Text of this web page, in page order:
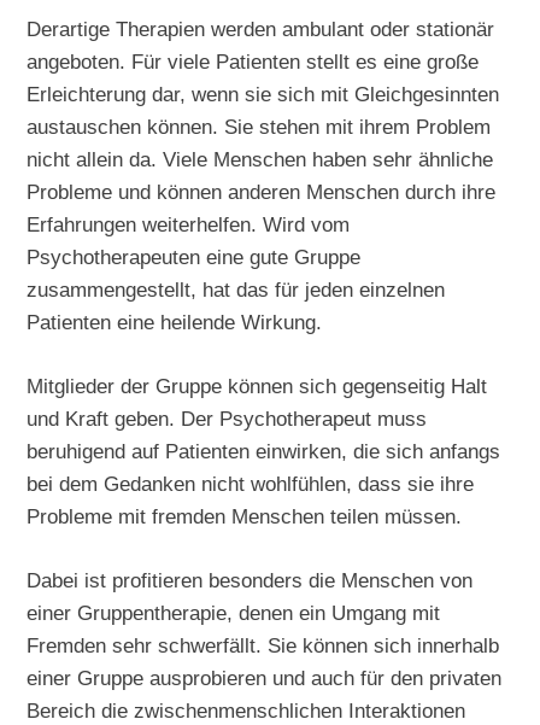
Derartige Therapien werden ambulant oder stationär
angeboten. Für viele Patienten stellt es eine große
Erleichterung dar, wenn sie sich mit Gleichgesinnten
austauschen können. Sie stehen mit ihrem Problem
nicht allein da. Viele Menschen haben sehr ähnliche
Probleme und können anderen Menschen durch ihre
Erfahrungen weiterhelfen. Wird vom
Psychotherapeuten eine gute Gruppe
zusammengestellt, hat das für jeden einzelnen
Patienten eine heilende Wirkung.
Mitglieder der Gruppe können sich gegenseitig Halt
und Kraft geben. Der Psychotherapeut muss
beruhigend auf Patienten einwirken, die sich anfangs
bei dem Gedanken nicht wohlfühlen, dass sie ihre
Probleme mit fremden Menschen teilen müssen.
Dabei ist profitieren besonders die Menschen von
einer Gruppentherapie, denen ein Umgang mit
Fremden sehr schwerfällt. Sie können sich innerhalb
einer Gruppe ausprobieren und auch für den privaten
Bereich die zwischenmenschlichen Interaktionen